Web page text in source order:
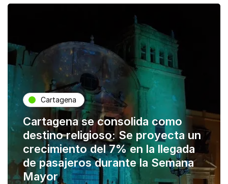
Cartagena
Cartagena se consolida como
destino religioso: Se proyecta un
crecimiento del 7% en la llegada
de pasajeros durante la Semana
Mayor